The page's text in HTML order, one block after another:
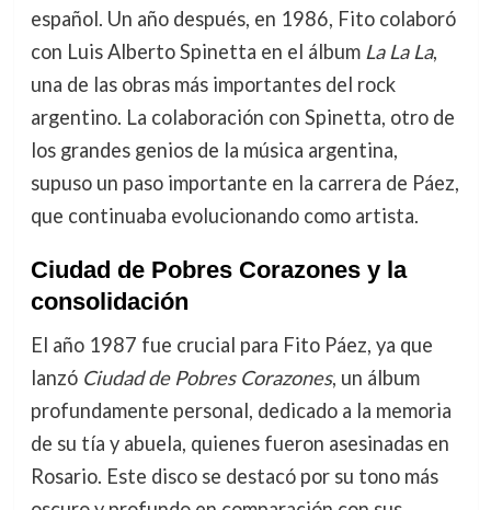
español. Un año después, en 1986, Fito colaboró
con Luis Alberto Spinetta en el álbum La La La,
una de las obras más importantes del rock
argentino. La colaboración con Spinetta, otro de
los grandes genios de la música argentina,
supuso un paso importante en la carrera de Páez,
que continuaba evolucionando como artista.
Ciudad de Pobres Corazones y la
consolidación
El año 1987 fue crucial para Fito Páez, ya que
lanzó Ciudad de Pobres Corazones, un álbum
profundamente personal, dedicado a la memoria
de su tía y abuela, quienes fueron asesinadas en
Rosario. Este disco se destacó por su tono más